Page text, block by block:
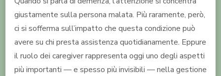
giustamente sulla persona malata. Più raramente, però,
ci si sofferma sull’impatto che questa condizione può
avere su chi presta assistenza quotidianamente. Eppure
il ruolo dei caregiver rappresenta oggi uno degli aspetti
più importanti — e spesso più invisibili — nella gestione